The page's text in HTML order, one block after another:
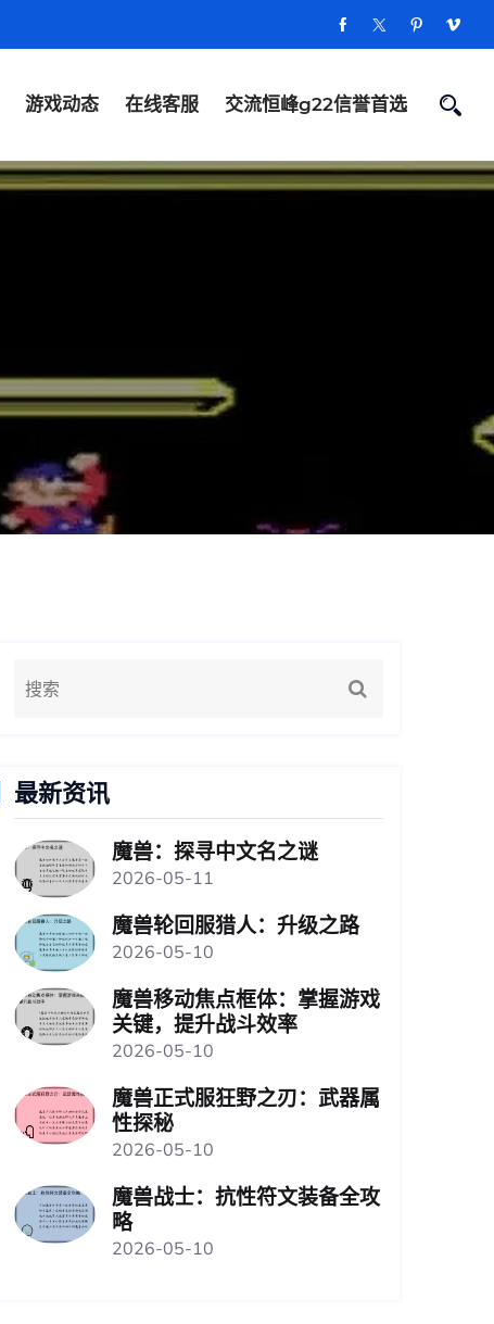
游戏动态 在线客服 交流恒峰g22信誉首选
最新资讯
魔兽：探寻中文名之谜
2026-05-11
魔兽轮回服猎人：升级之路
2026-05-10
魔兽移动焦点框体：掌握游戏
关键，提升战斗效率
2026-05-10
魔兽正式服狂野之刃：武器属
性探秘
2026-05-10
魔兽战士：抗性符文装备全攻
略
2026-05-10